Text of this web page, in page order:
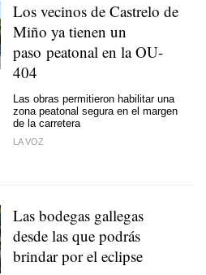
Los vecinos de Castrelo de
Miño ya tienen un
paso peatonal en la OU-
404
Las obras permitieron habilitar una
zona peatonal segura en el margen
de la carretera
LA VOZ
Las bodegas gallegas
desde las que podrás
brindar por el eclipse